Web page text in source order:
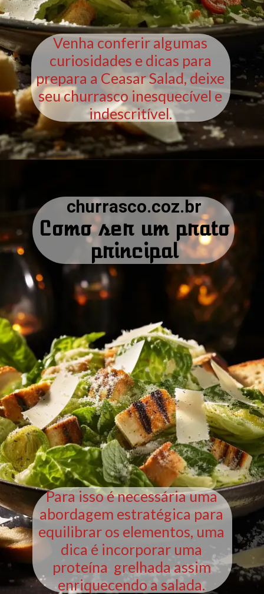
Venha conferir algumas
curiosidades e dicas para
prepara a Ceasar Salad, deixe
seu churrasco inesquecível e
indescritível.
Como ser um prato
principal
churrasco.coz.br
Para isso é necessária uma
abordagem estratégica para
equilibrar os elementos, uma
dica é incorporar uma
proteína grelhada assim
enriquecendo a salada.